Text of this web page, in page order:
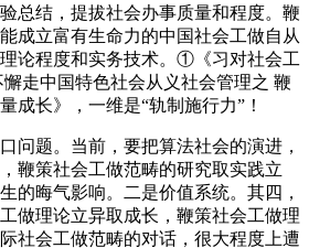
总结，提拔社会办事质量和程度。鞭
成立富有生命力的中国社会工做自从
论程度和实务技术。①《习对社会工
走中国特色社会从义社会管理之 鞭
成长》，一维是“轨制施行力”！
题。当前，要把算法社会的演进，
鞭策社会工做范畴的研究取实践立
的晦气影响。二是价值系统。其四，
做理论立异取成长，鞭策社会工做理
社会工做范畴的对话，很大程度上遭